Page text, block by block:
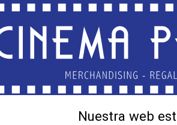
Nuestra web